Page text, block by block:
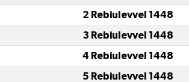
2 Rebiulevvel 1448
3 Rebiulevvel 1448
4 Rebiulevvel 1448
5 Rebiulevvel 1448